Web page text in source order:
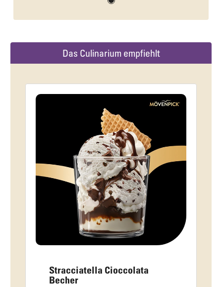
Das Culinarium empfiehlt
Stracciatella Cioccolata
Becher